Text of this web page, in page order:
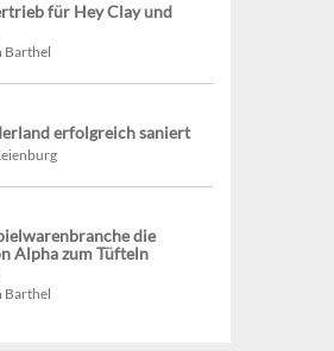
für Hey Clay und
Barthel
erfolgreich saniert
die
Alpha zum Tüfteln
Barthel